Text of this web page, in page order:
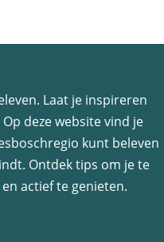
Laat je inspireren
deze website vind je
kunt beleven
Ontdek tips om je te
actief te genieten.